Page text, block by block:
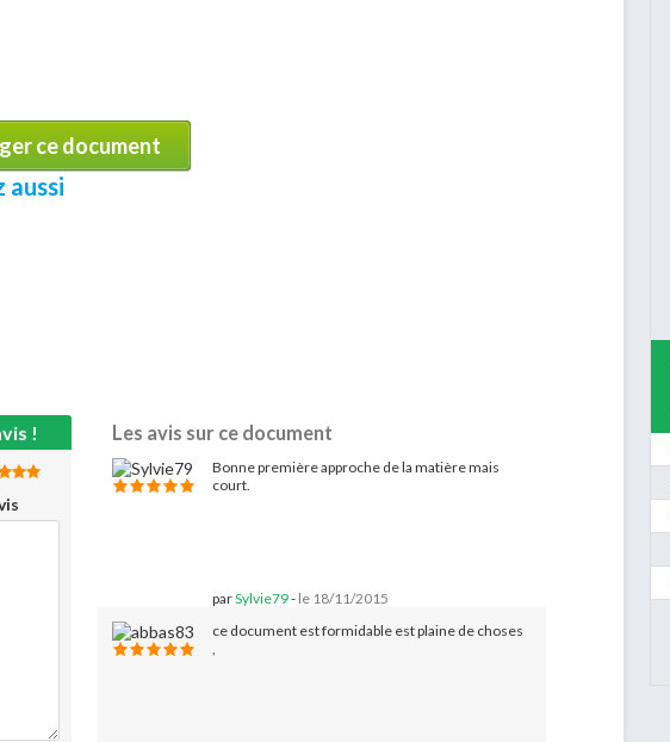
ce document
aussi
! Les avis sur ce document
Bonne première approche de la matière mais
court.
parSylvie79- le 18/11/2015
ce document est formidable est plaine de choses
,